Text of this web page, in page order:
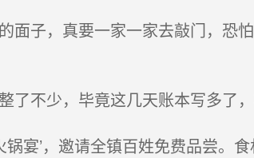
子，真要一家一家去敲门，恐
不少，毕竟这几天账本写多了，
宴’，邀请全镇百姓免费品尝。